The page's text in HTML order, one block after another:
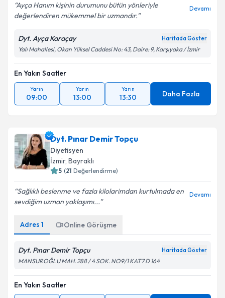
Ayça Hanım kişinin durumunu bütün yönleriyle
değerlendiren mükemmel bir uzmandır.
Devamı
Dyt. Ayça Karaçay Haritada Göster
Yalı Mahallesi, Okan Yüksel Caddesi No: 43, Daire: 9, Karşıyaka / İzmir
En Yakın Saatler
Yarın
09:00
Yarın
13:00
Yarın
13:30 Daha Fazla
Dyt. Pınar Demir Topçu
Diyetisyen
İzmir, Bayraklı
5 (21 Değerlendirme)
Sağlıklı beslenme ve fazla kilolarimdan kurtulmada en
sevdiğim uzman yaklaşımı...
Devamı
Adres 1 Online Görüşme
Dyt. Pınar Demir Topçu Haritada Göster
MANSUROĞLU MAH. 288 / 4 SOK. NO9/1 KAT7 D 164
En Yakın Saatler